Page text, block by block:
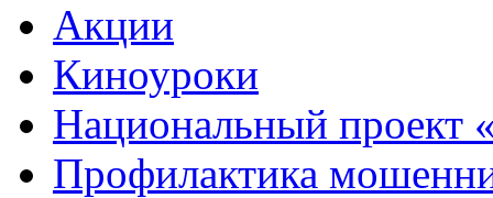
Акции
Киноуроки
Национальный проект
Профилактика